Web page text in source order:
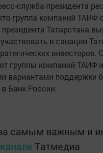
служба президента
группа компаний ТАИФ
Татарстана
в санации
группы компаний ТАИФ
вариантами поддержки
Банк России.
самым важным и
Татмедиа